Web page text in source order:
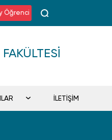
Öğrenci
İLETİŞİM